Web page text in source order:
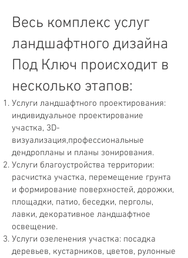
Весь комплекс услуг
ландшафтного дизайна
Под Ключ происходит в
несколько этапов:
Услуги ландшафтного проектирования:
индивидуальное проектирование
участка, 3D-
визуализация,профессиональные
дендропланы и планы зонирования.
Услуги благоустройства территории:
расчистка участка, перемещение грунта
и формирование поверхностей, дорожки,
площадки, патио, беседки, перголы,
лавки, декоративное ландшафтное
освещение.
Услуги озеленения участка: посадка
деревьев, кустарников, цветов, рулонные